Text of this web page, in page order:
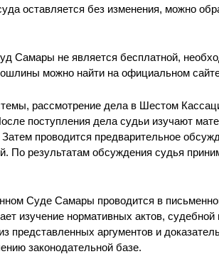
оставляется без изменения, можно
Самары не является бесплатной,
можно найти на официальном
рассмотрение дела в Шестом
поступления дела судьи изучают
проводится предварительное
По результатам обсуждения судья
Суде Самары проводится в
изучение нормативных актов, судебной
представленных аргументов и
законодательной базе.